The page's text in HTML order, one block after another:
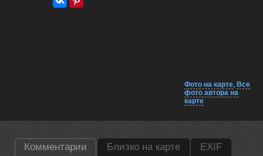
Фото на карте, Все
фото автора на
карте
Комментарии Близко на карте EXIF